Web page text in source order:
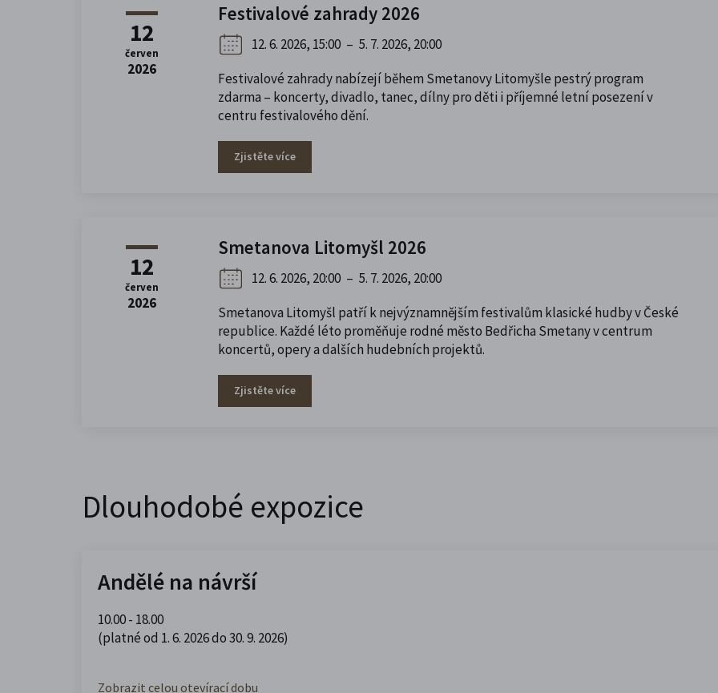
12
červen
2026
Festivalové zahrady 2026
12. 6. 2026, 15:00 – 5. 7. 2026, 20:00
Festivalové zahrady nabízejí během Smetanovy Litomyšle pestrý program
zdarma – koncerty, divadlo, tanec, dílny pro děti i příjemné letní posezení v
centru festivalového dění.
Zjistěte více
12
červen
2026
Smetanova Litomyšl 2026
12. 6. 2026, 20:00 – 5. 7. 2026, 20:00
Smetanova Litomyšl patří k nejvýznamnějším festivalům klasické hudby v České
republice. Každé léto proměňuje rodné město Bedřicha Smetany v centrum
koncertů, opery a dalších hudebních projektů.
Zjistěte více
Dlouhodobé expozice
Andělé na návrší
10.00 - 18.00
(platné od 1. 6. 2026 do 30. 9. 2026)
Zobrazit celou otevírací dobu